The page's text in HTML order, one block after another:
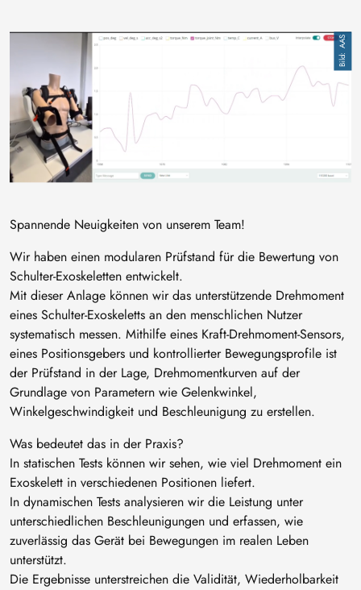
AAS
Spannende Neuigkeiten von unserem Team!
Wir haben einen modularen Prüfstand für die Bewertung von
Schulter-Exoskeletten entwickelt.
Mit dieser Anlage können wir das unterstützende Drehmoment
eines Schulter-Exoskeletts an den menschlichen Nutzer
systematisch messen. Mithilfe eines Kraft-Drehmoment-Sensors,
eines Positionsgebers und kontrollierter Bewegungsprofile ist
der Prüfstand in der Lage, Drehmomentkurven auf der
Grundlage von Parametern wie Gelenkwinkel,
Winkelgeschwindigkeit und Beschleunigung zu erstellen.
Was bedeutet das in der Praxis?
In statischen Tests können wir sehen, wie viel Drehmoment ein
Exoskelett in verschiedenen Positionen liefert.
In dynamischen Tests analysieren wir die Leistung unter
unterschiedlichen Beschleunigungen und erfassen, wie
zuverlässig das Gerät bei Bewegungen im realen Leben
unterstützt.
Die Ergebnisse unterstreichen die Validität, Wiederholbarkeit